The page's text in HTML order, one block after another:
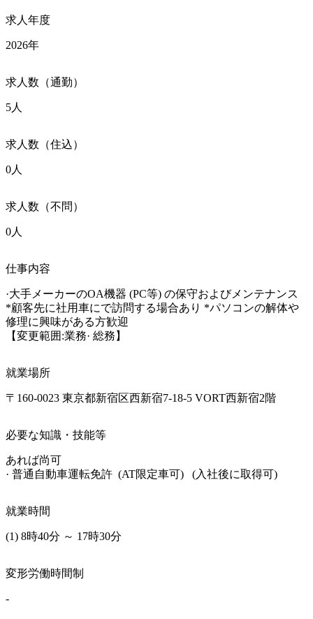
求人年度
2026年
求人数（通勤）
5人
求人数（住込）
0人
求人数（不問）
0人
仕事内容
·大手メーカーのOA機器 (PC等) の保守およびメンテナンス
*顧客先に社用車にで訪問する場合あり *パソコンの解体や
修理に興味がある方歓迎
【変更範囲:業務· 総務】
就業場所
〒160-0023 東京都新宿区西新宿7-18-5 VORT西新宿2階
必要な知識・技能等
あれば尚可
· 普通自動車運転免許  (AT限定車可)   (入社後に取得可)
就業時間
(1) 8時40分 ～ 17時30分
変形労働時間制
-